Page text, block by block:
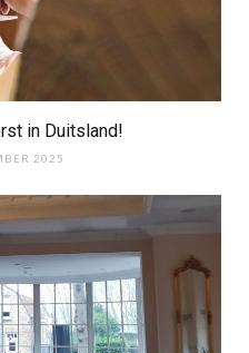
in Duitsland!
2025